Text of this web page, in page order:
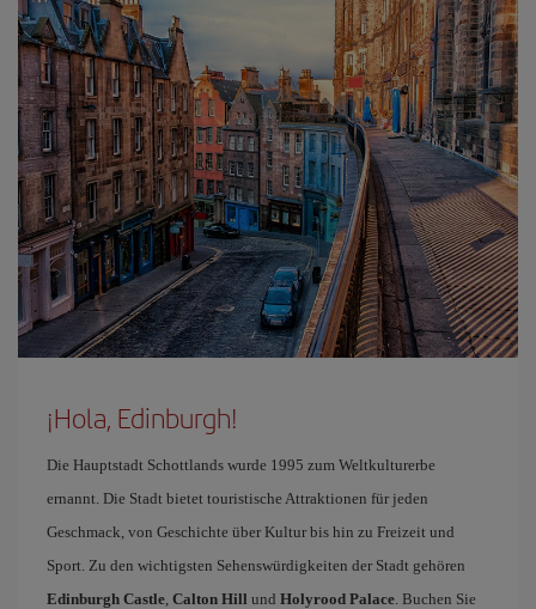
¡Hola, Edinburgh!
Die Hauptstadt Schottlands wurde 1995 zum Weltkulturerbe
ernannt. Die Stadt bietet touristische Attraktionen für jeden
Geschmack, von Geschichte über Kultur bis hin zu Freizeit und
Sport. Zu den wichtigsten Sehenswürdigkeiten der Stadt gehören
Edinburgh Castle, Calton Hill und Holyrood Palace. Buchen Sie